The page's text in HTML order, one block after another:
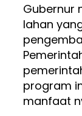
Gubernur
lahan
program
manfaat